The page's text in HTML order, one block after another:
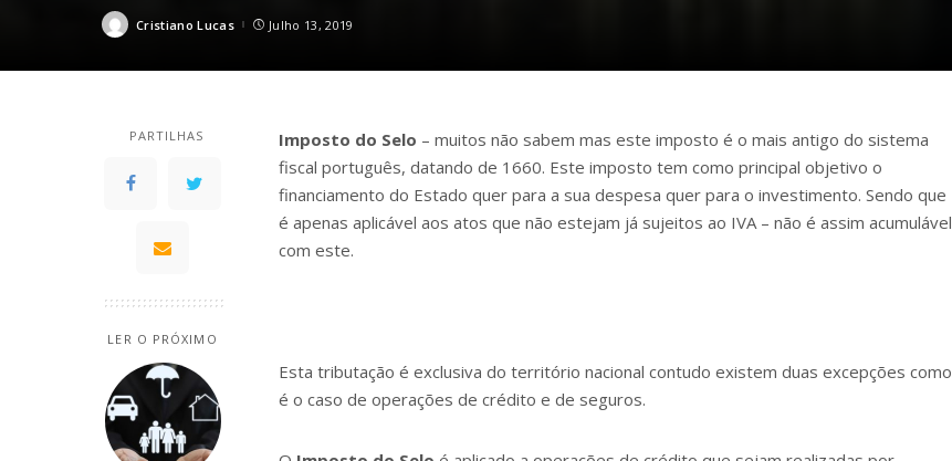
Posted
Cristiano Lucas Julho 13, 2019
PARTILHAS
LER O PRÓXIMO
Imposto do Selo – muitos não sabem mas este imposto é o mais antigo do sistema
fiscal português, datando de 1660. Este imposto tem como principal objetivo o
financiamento do Estado quer para a sua despesa quer para o investimento. Sendo que
é apenas aplicável aos atos que não estejam já sujeitos ao IVA – não é assim acumulável
com este.
Esta tributação é exclusiva do território nacional contudo existem duas excepções como
é o caso de operações de crédito e de seguros.